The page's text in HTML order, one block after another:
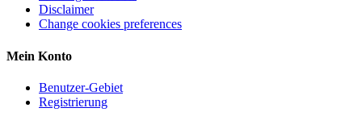
Disclaimer
Change cookies preferences
Mein Konto
Benutzer-Gebiet
Registrierung